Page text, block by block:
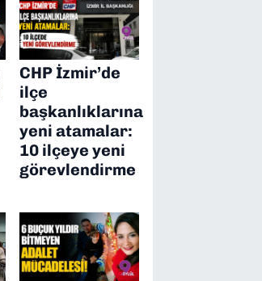
CHP İzmir’de
ilçe
başkanlıklarına
yeni atamalar:
10 ilçeye yeni
görevlendirme